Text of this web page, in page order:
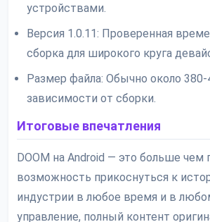
устройствами.
Версия 1.0.11: Проверенная
сборка для широкого круга
Размер файла: Обычно около
зависимости от сборки.
Итоговые впечатления
DOOM на Android — это больше чем
возможность прикоснуться к
индустрии в любое время и в
управление, полный контент